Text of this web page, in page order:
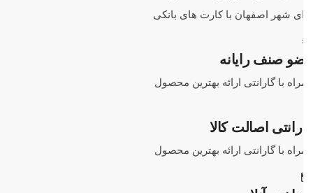
شهر اصفهان با کارت های بانکی
صنف رایانه
با گارانتی ارائه بهترین محصول
اصالت کالا
با گارانتی ارائه بهترین محصول